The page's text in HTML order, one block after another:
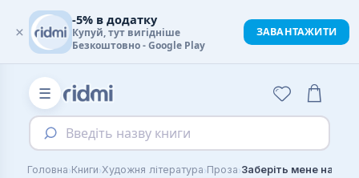
☰
Введіть назву книги
Головна›Книги›Художня література›Проза›Заберіть мене на
×
-5% в додатку
Купуй, тут вигідніше
Безкоштовно - Google Play
ЗАВАНТАЖИТИ